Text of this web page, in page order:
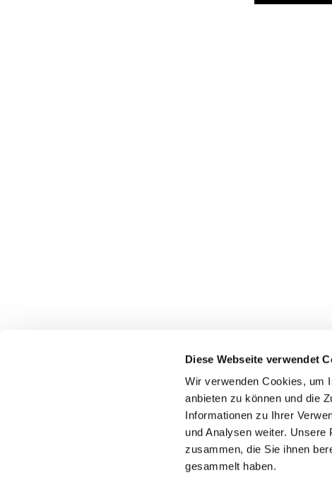
Diese Webseite verwendet
Wir verwenden Cookies, um
anbieten zu können und die
Informationen zu Ihrer
und Analysen weiter.
zusammen, die Sie ihnen
gesammelt haben.
Katholische